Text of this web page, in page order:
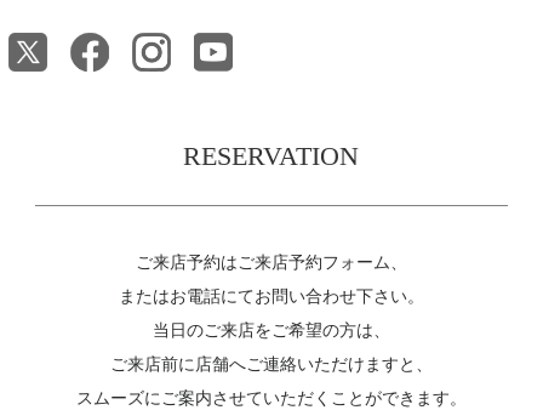
RESERVATION
ご来店予約はご来店予約フォーム、
またはお電話にてお問い合わせ下さい。
当日のご来店をご希望の方は、
ご来店前に店舗へご連絡いただけますと、
スムーズにご案内させていただくことができます。